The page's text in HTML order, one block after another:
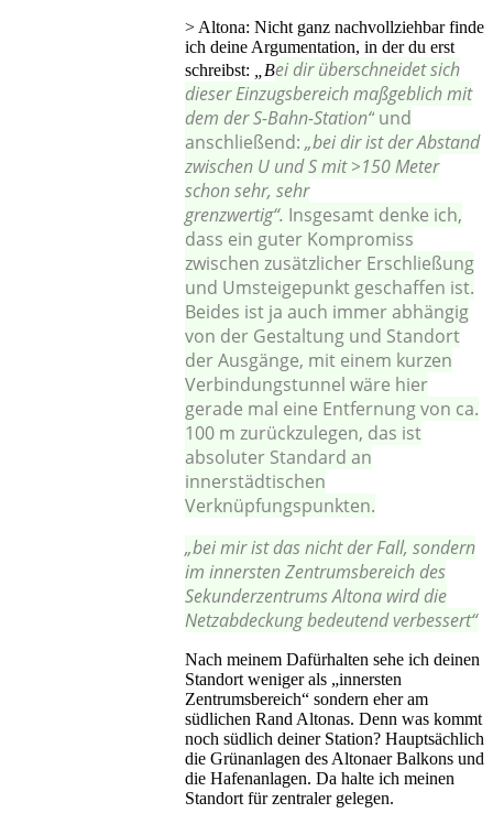
> Altona: Nicht ganz nachvollziehbar finde
ich deine Argumentation, in der du erst
schreibst:
„Bei dir überschneidet sich
dieser Einzugsbereich maßgeblich mit
dem der S-Bahn-Station“ und
anschließend: „bei dir ist der Abstand
zwischen U und S mit >150 Meter
schon sehr, sehr
grenzwertig“. Insgesamt denke ich,
dass ein guter Kompromiss
zwischen zusätzlicher Erschließung
und Umsteigepunkt geschaffen ist.
Beides ist ja auch immer abhängig
von der Gestaltung und Standort
der Ausgänge, mit einem kurzen
Verbindungstunnel wäre hier
gerade mal eine Entfernung von ca.
100 m zurückzulegen, das ist
absoluter Standard an
innerstädtischen
Verknüpfungspunkten.
„bei mir ist das nicht der Fall, sondern
im innersten Zentrumsbereich des
Sekunderzentrums Altona wird die
Netzabdeckung bedeutend verbessert“
Nach meinem Dafürhalten sehe ich deinen
Standort weniger als „innersten
Zentrumsbereich“ sondern eher am
südlichen Rand Altonas. Denn was kommt
noch südlich deiner Station? Hauptsächlich
die Grünanlagen des Altonaer Balkons und
die Hafenanlagen. Da halte ich meinen
Standort für zentraler gelegen.